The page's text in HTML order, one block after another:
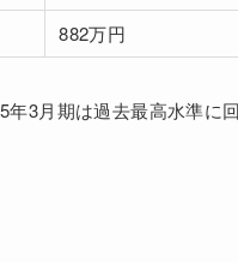
882万円
3月期は過去最高水準